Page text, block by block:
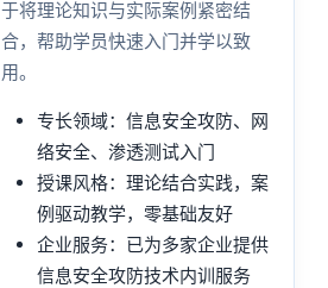
于将理论知识与实际案例紧密结
合，帮助学员快速入门并学以致
用。
专长领域：信息安全攻防、网
络安全、渗透测试入门
授课风格：理论结合实践，案
例驱动教学，零基础友好
企业服务：已为多家企业提供
信息安全攻防技术内训服务